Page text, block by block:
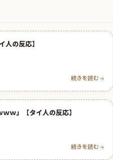
の反応】
続きを読む
ｗ」【タイ人の反応】
続きを読む